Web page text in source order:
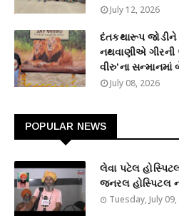
July 12, 2026
દંતકથારૂપ જોડીને
નથવાણીએ
વીરુ'ના સન્માનમાં
July 08, 2026
POPULAR NEWS
લેવા પટેલ
જનરલ હોસ્પિટલ
Tuesday, July